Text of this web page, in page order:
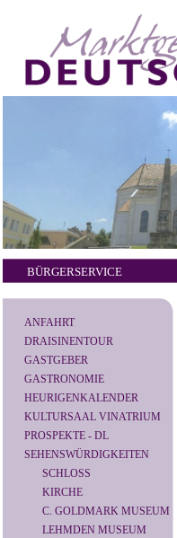
BÜRGERSERVICE
ANFAHRT
DRAISINENTOUR
GASTGEBER
GASTRONOMIE
HEURIGENKALENDER
KULTURSAAL VINATRIUM
PROSPEKTE - DL
SEHENSWÜRDIGKEITEN
SCHLOSS
KIRCHE
C. GOLDMARK MUSEUM
LEHMDEN MUSEUM